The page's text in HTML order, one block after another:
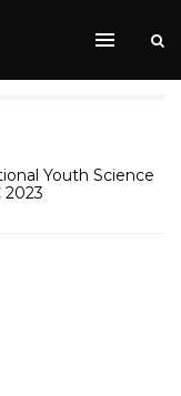
Youth Science
2023